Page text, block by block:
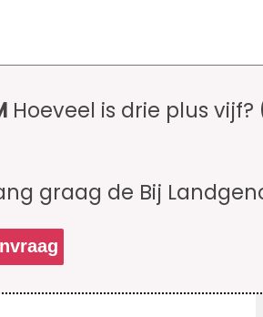
Hoeveel is drie plus
graag de Bij